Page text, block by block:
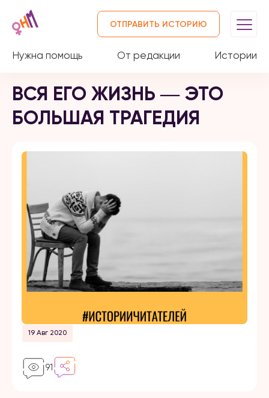
Нужна помощь От редакции Истории
ОТПРАВИТЬ ИСТОРИЮ
ВСЯ ЕГО ЖИЗНЬ ― ЭТО
БОЛЬШАЯ ТРАГЕДИЯ
19 Авг 2020
91